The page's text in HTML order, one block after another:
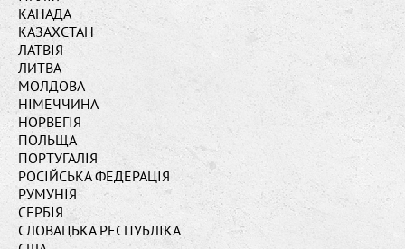
КАНАДА
КАЗАХСТАН
ЛАТВІЯ
ЛИТВА
МОЛДОВА
НІМЕЧЧИНА
НОРВЕГІЯ
ПОЛЬЩА
ПОРТУГАЛІЯ
РОСІЙСЬКА ФЕДЕРАЦІЯ
РУМУНІЯ
СЕРБІЯ
СЛОВАЦЬКА РЕСПУБЛІКА